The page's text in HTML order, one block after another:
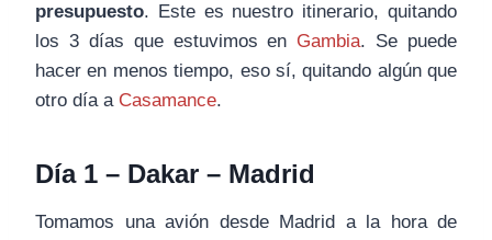
presupuesto. Este es nuestro itinerario, quitando
los 3 días que estuvimos en Gambia. Se puede
hacer en menos tiempo, eso sí, quitando algún que
otro día a Casamance.
Día 1 – Dakar – Madrid
Tomamos una avión desde Madrid a la hora de